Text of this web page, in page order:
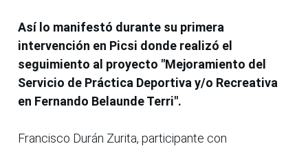
Así lo manifestó durante su primera
intervención en Picsi donde realizó el
seguimiento al proyecto "Mejoramiento del
Servicio de Práctica Deportiva y/o Recreativa
en Fernando Belaunde Terri".
Francisco Durán Zurita, participante con